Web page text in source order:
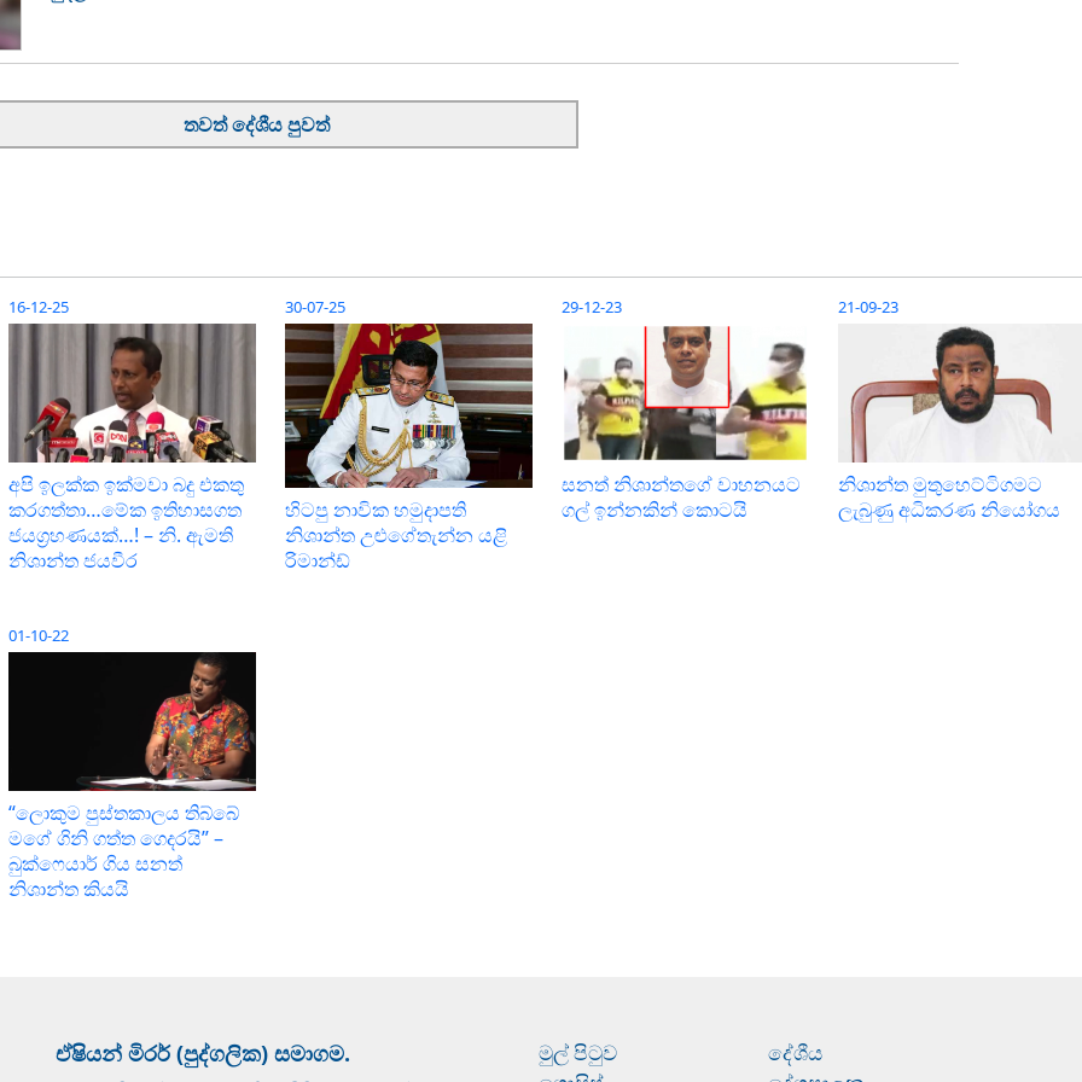
තවත් දේශීය පුවත්
16-12-25
අපි ඉලක්ක ඉක්මවා බදු එකතු
කරගත්තා…මේක ඉතිහාසගත
ජයග්‍රහණයක්…! – නි. ඇමති
නිශාන්ත ජයවීර
30-07-25
හිටපු නාවික හමුදාපති
නිශාන්ත උළුගේතැන්න යළි
රිමාන්ඩ්
29-12-23
සනත් නිශාන්තගේ වාහනයට
ගල් ඉන්නකින් කොටයි
21-09-23
නිශාන්ත මුතුහෙට්ටිගමට
ලැබුණු අධිකරණ නියෝගය
01-10-22
“ලොකුම පුස්තකාලය තිබ්බේ
මගේ ගිනි ගත්ත ගෙදරයි” –
බුක්ෆෙයාර් ගිය සනත්
නිශාන්ත කියයි
ඒෂියන් මිරර් (පුද්ගලික) සමාගම.
මුල් පිටුව
දේශීය